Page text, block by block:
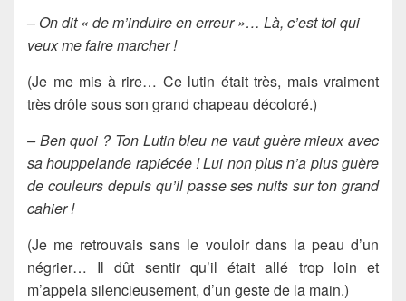
– On dit « de m’induire en erreur »… Là, c’est toi qui
veux me faire marcher !
(Je me mis à rire… Ce lutin était très, mais vraiment
très drôle sous son grand chapeau décoloré.)
– Ben quoi ? Ton Lutin bleu ne vaut guère mieux avec
sa houppelande rapiécée ! Lui non plus n’a plus guère
de couleurs depuis qu’il passe ses nuits sur ton grand
cahier !
(Je me retrouvais sans le vouloir dans la peau d’un
négrier… Il dût sentir qu’il était allé trop loin et
m’appela silencieusement, d’un geste de la main.)